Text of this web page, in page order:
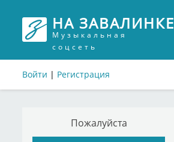
НА ЗАВАЛИНКЕ
Музыкальная
соцсеть
Войти | Регистрация
Пожалуйста